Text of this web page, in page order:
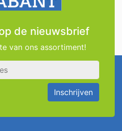
de nieuwsbrief
van ons assortiment!
Inschrijven